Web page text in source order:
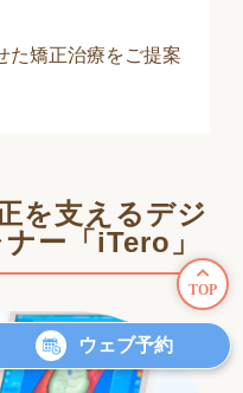
た矯正治療をご提案
を支えるデジ
ー「iTero」
TOP
ウェブ予約